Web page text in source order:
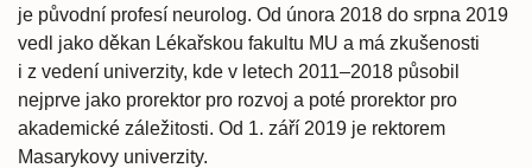
je původní profesí neurolog. Od února 2018 do srpna 2019
vedl jako děkan Lékařskou fakultu MU a má zkušenosti
i z vedení univerzity, kde v letech 2011–2018 působil
nejprve jako prorektor pro rozvoj a poté prorektor pro
akademické záležitosti. Od 1. září 2019 je rektorem
Masarykovy univerzity.